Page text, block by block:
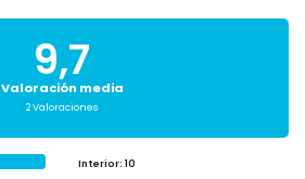
9,7
Valoración media
2 Valoraciones
Interior: 10